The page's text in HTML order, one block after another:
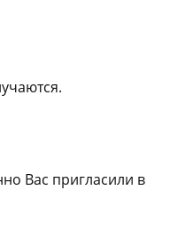
Вас пригласили в